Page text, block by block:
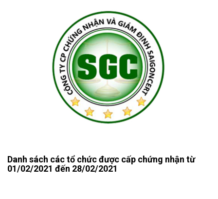
Danh sách các tổ chức được cấp chứng nhận từ
01/02/2021 đến 28/02/2021